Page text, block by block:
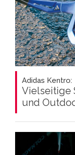
Adidas Kentro:
Vielseitige
und